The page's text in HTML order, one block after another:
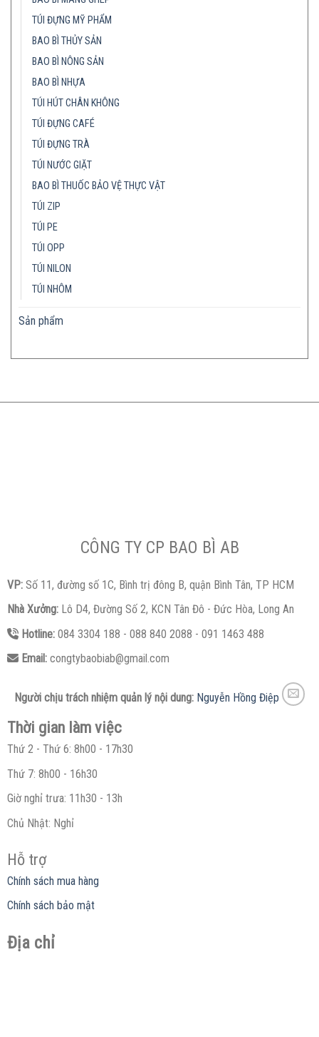
TÚI ĐỰNG MỸ PHẨM
BAO BÌ THỦY SẢN
BAO BÌ NÔNG SẢN
BAO BÌ NHỰA
TÚI HÚT CHÂN KHÔNG
TÚI ĐỰNG CAFÉ
TÚI ĐỰNG TRÀ
TÚI NƯỚC GIẶT
BAO BÌ THUỐC BẢO VỆ THỰC VẬT
TÚI ZIP
TÚI PE
TÚI OPP
TÚI NILON
TÚI NHÔM
Sản phẩm
CÔNG TY CP BAO BÌ AB
VP: Số 11, đường số 1C, Bình trị đông B, quận Bình Tân, TP HCM
Nhà Xưởng: Lô D4, Đường Số 2, KCN Tân Đô - Đức Hòa, Long An
Hotline:084 3304 188 - 088 840 2088 - 091 1463 488
Email:congtybaobiab@gmail.com
Người chịu trách nhiệm quản lý nội dung: Nguyễn Hồng Điệp
Thời gian làm việc
Thứ 2 - Thứ 6: 8h00 - 17h30
Thứ 7: 8h00 - 16h30
Giờ nghỉ trưa: 11h30 - 13h
Chủ Nhật: Nghỉ
Hỗ trợ
Chính sách mua hàng
Chính sách bảo mật
Địa chỉ